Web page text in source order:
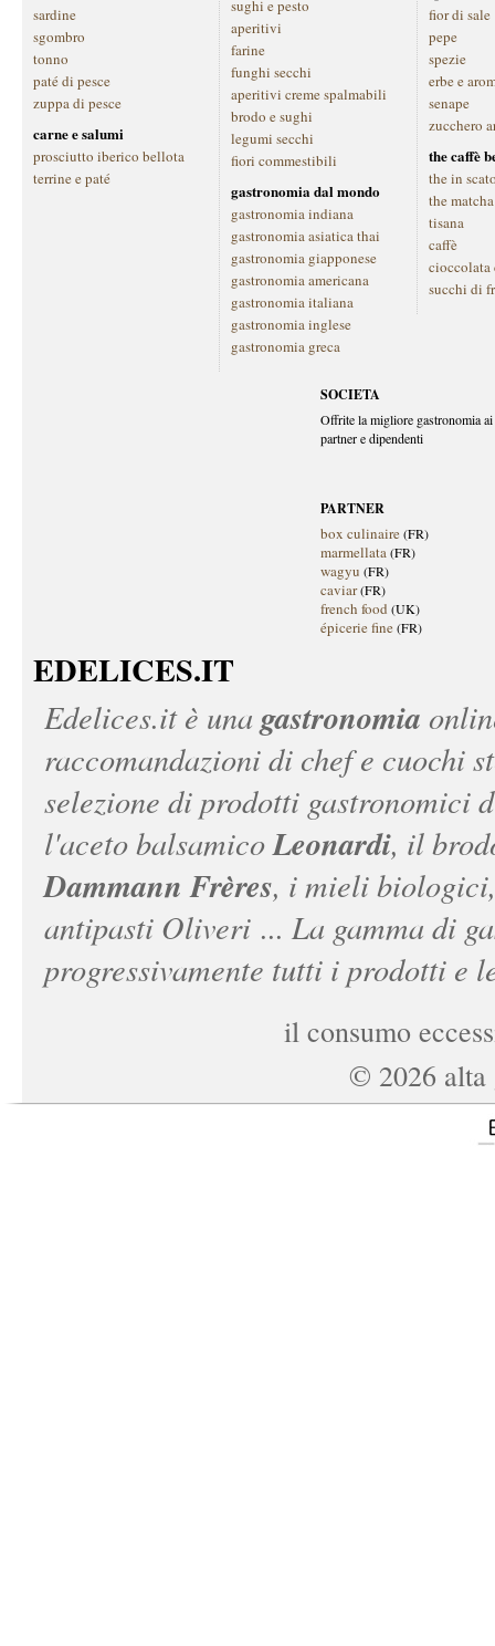
sardine
sgombro
tonno
paté di pesce
zuppa di pesce
carne e salumi
prosciutto iberico bellota
terrine e paté
sughi e pesto
aperitivi
farine
funghi secchi
aperitivi creme spalmabili
brodo e sughi
legumi secchi
fiori commestibili
gastronomia dal mondo
gastronomia indiana
gastronomia asiatica thai
gastronomia giapponese
gastronomia americana
gastronomia italiana
gastronomia inglese
gastronomia greca
fior di sale
pepe
spezie
erbe e
senape
zucchero
the caffè
the in
the matcha
tisana
caffè
cioccolata
succhi di
SOCIETA
Offrite la migliore gastronomia
partner e dipendenti
PARTNER
box culinaire(FR)
marmellata(FR)
wagyu (FR)
caviar(FR)
french food (UK)
épicerie fine(FR)
EDELICES.IT
Edelices.itè una gastronomia
raccomandazioni di chef e cuochi
selezione di prodotti gastronomici
l'aceto balsamicoLeonardi, il
Dammann Frères, i mieli
antipasti Oliveri ... La gamma di
progressivamente tutti i prodotti e
il consumo
© 2026